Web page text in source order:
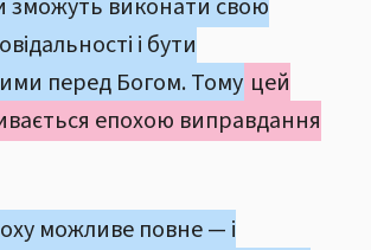
зможуть виконати свою
і бути
перед Богом. Тому цей
епохою виправдання
можливе повне — і